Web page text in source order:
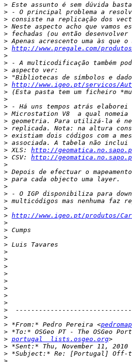
>
>
>
>
>
>
> http://www.pregale.com/
>
>
>
>
> http://www.igeo.pt/servicos/
>
>
>
>
>
>
>
>
> XLS: http://
> CSV: http://
>
>
>
>
>
>
>
> http://www.igeo.pt/produtos/
>
>
>
>
>
>
>
>
>
>
>
>
>
>
> *From:* Pedro Pereira <
>
> portugal  lists.osgeo.org
>
>